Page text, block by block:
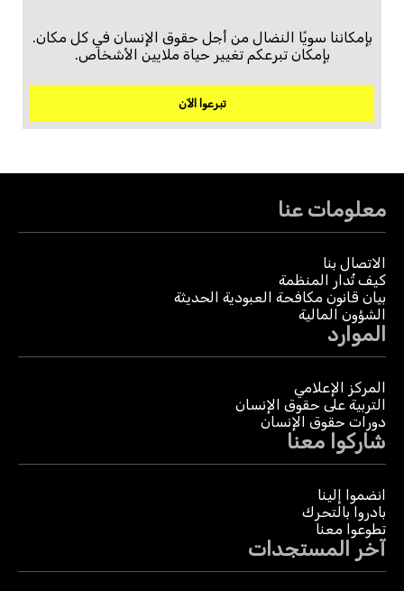
بإمكاننا سويًا النضال من أجل حقوق الإنسان في كل مكان.
بإمكان تبرعكم تغيير حياة ملايين الأشخاص.
تبرعوا الآن
معلومات عنا
الاتصال بنا
كيف تُدار المنظمة
بيان قانون مكافحة العبودية الحديثة
الشؤون المالية
الموارد
المركز الإعلامي
التربية على حقوق الإنسان
دورات حقوق الإنسان
شاركوا معنا
انضموا إلينا
بادروا بالتحرك
تطوعوا معنا
آخر المستجدات